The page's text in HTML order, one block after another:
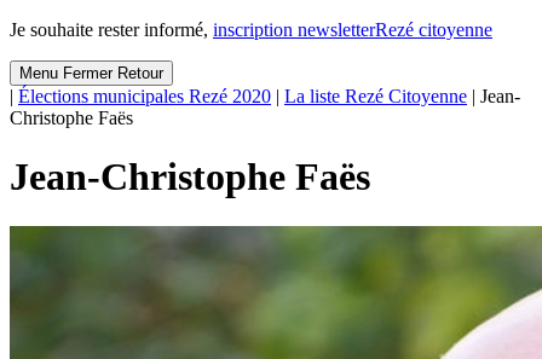
Je souhaite rester informé, inscription newsletterRezé citoyenne
Menu Fermer Retour
| Élections municipales Rezé 2020 | La liste Rezé Citoyenne | Jean-
Christophe Faës
Jean-Christophe Faës